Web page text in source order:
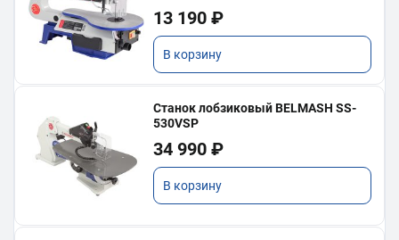
13 190 ₽
В корзину
Станок лобзиковый BELMASH SS-
530VSP
34 990 ₽
В корзину